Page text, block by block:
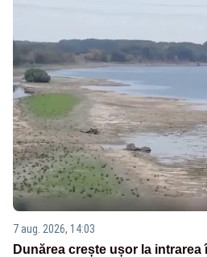
7 aug. 2026, 14:03
Dunărea crește ușor la intrarea